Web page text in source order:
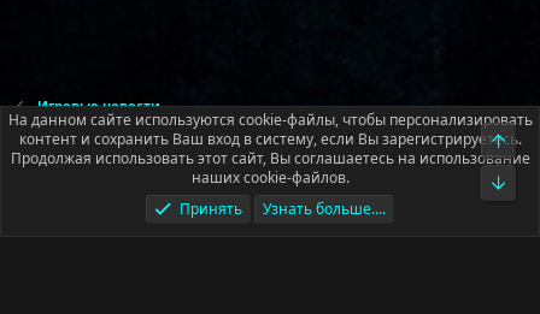
Игровые новости
Русский (RU)
Условия и правила
Политика конфиденциальности
Помощь Главная
На данном сайте используются cookie-файлы, чтобы персонализировать
контент и сохранить Ваш вход в систему, если Вы зарегистрируетесь.
Продолжая использовать этот сайт, Вы соглашаетесь на использование
наших cookie-файлов.
Принять
Узнать больше....
Верх
Низ